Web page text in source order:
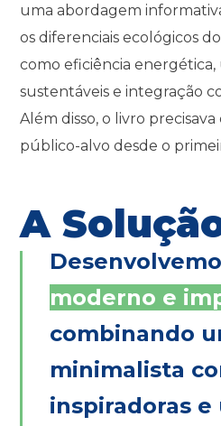
uma abordagem
os diferenciais ecológicos
como eficiência
sustentáveis e integração
Além disso, o livro
público-alvo desde o
A
moderno e
combinando
minimalista
inspiradoras e